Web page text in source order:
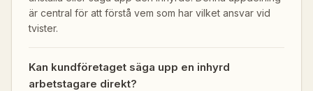
är central för att förstå vem som har vilket ansvar vid
tvister.
Kan kundföretaget säga upp en inhyrd
arbetstagare direkt?